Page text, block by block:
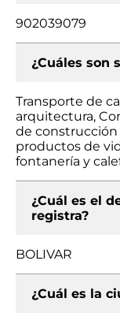
902039079
¿Cuáles son
Transporte de
arquitectura,
de
productos de
fontanería y
¿Cuál es el
registra?
BOLIVAR
¿Cuál es la